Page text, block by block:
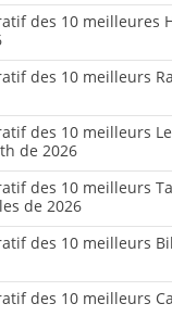
des 10 meilleures
des 10 meilleurs
des 10 meilleurs
de 2026
des 10 meilleurs
de 2026
des 10 meilleurs
des 10 meilleurs